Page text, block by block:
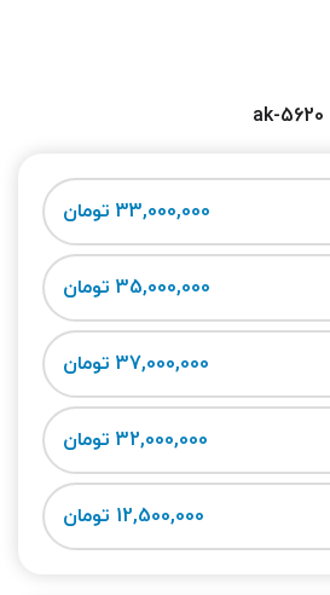
33,000,000 تومان
35,000,000 تومان
37,000,000 تومان
32,000,000 تومان
12,500,000 تومان